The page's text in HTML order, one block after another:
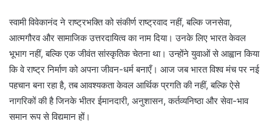
स्वामी विवेकानंद ने राष्ट्रभक्ति को संकीर्ण राष्ट्रवाद नहीं, बल्कि जनसेवा,
आत्मगौरव और सामाजिक उत्तरदायित्व का नाम दिया। उनके लिए भारत केवल
भूभाग नहीं, बल्कि एक जीवंत सांस्कृतिक चेतना था। उन्होंने युवाओं से आह्वान किया
कि वे राष्ट्र निर्माण को अपना जीवन-धर्म बनाएँ। आज जब भारत विश्व मंच पर नई
पहचान बना रहा है, तब आवश्यकता केवल आर्थिक प्रगति की नहीं, बल्कि ऐसे
नागरिकों की है जिनके भीतर ईमानदारी, अनुशासन, कर्तव्यनिष्ठा और सेवा-भाव
समान रूप से विद्यमान हों।